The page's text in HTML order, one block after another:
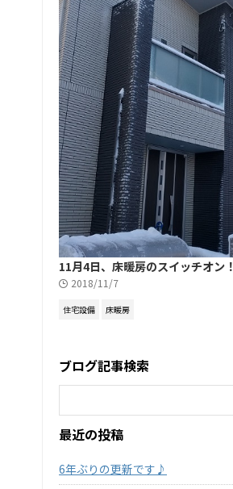
11月4日、床暖房のスイッチオン！
2018/11/7
住宅設備 床暖房
ブログ記事検索
最近の投稿
6年ぶりの更新です♪